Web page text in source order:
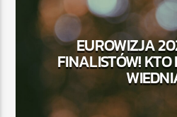
EUROWIZJA
FINALISTÓW! KTO